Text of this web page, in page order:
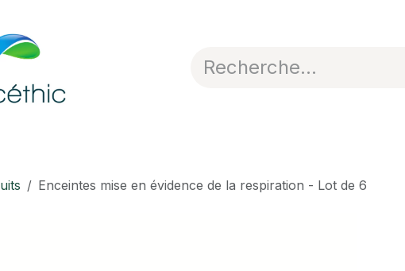
Enceintes mise en évidence de la respiration - Lot de 6